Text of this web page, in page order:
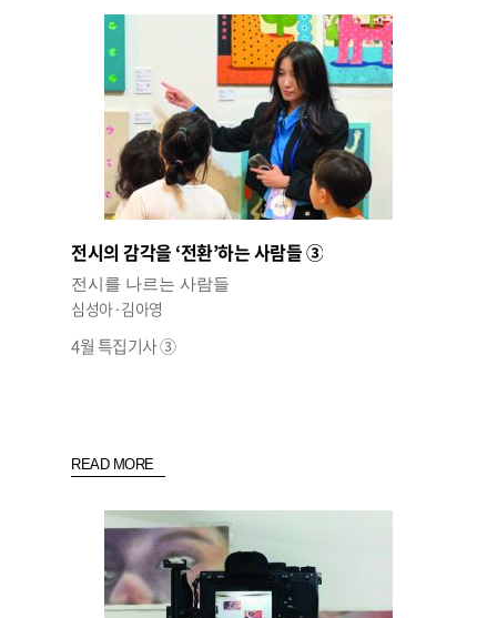
전시의 감각을 ‘전환’하는 사람들 ③
전시를 나르는 사람들
심성아·김아영
4월 특집기사 ③
READ MORE